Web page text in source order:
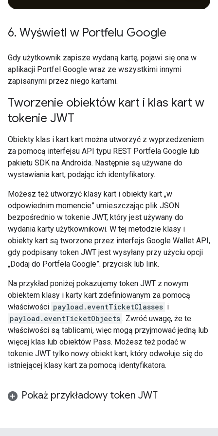
6. Wyświetl w Portfelu Google
Gdy użytkownik zapisze wydaną kartę, pojawi się ona w
aplikacji Portfel Google wraz ze wszystkimi innymi
zapisanymi przez niego kartami.
Tworzenie obiektów kart i klas kart w
tokenie JWT
Obiekty klas i kart kart można utworzyć z wyprzedzeniem
za pomocą interfejsu API typu REST Portfela Google lub
pakietu SDK na Androida. Następnie są używane do
wystawiania kart, podając ich identyfikatory.
Możesz też utworzyć klasy kart i obiekty kart „w
odpowiednim momencie” umieszczając plik JSON
bezpośrednio w tokenie JWT, który jest używany do
wydania karty użytkownikowi. W tej metodzie klasy i
obiekty kart są tworzone przez interfejs Google Wallet API,
gdy podpisany token JWT jest wysyłany przy użyciu opcji
„Dodaj do Portfela Google”. przycisk lub link.
Na przykład poniżej pokazujemy token JWT z nowym
obiektem klasy i karty kart zdefiniowanym za pomocą
właściwości payload.eventTicketClasses i
payload.eventTicketObjects . Zwróć uwagę, że te
właściwości są tablicami, więc mogą przyjmować jedną lub
więcej klas lub obiektów Pass. Możesz też podać w
tokenie JWT tylko nowy obiekt kart, który odwołuje się do
istniejącej klasy kart za pomocą identyfikatora.
Pokaż przykładowy token JWT